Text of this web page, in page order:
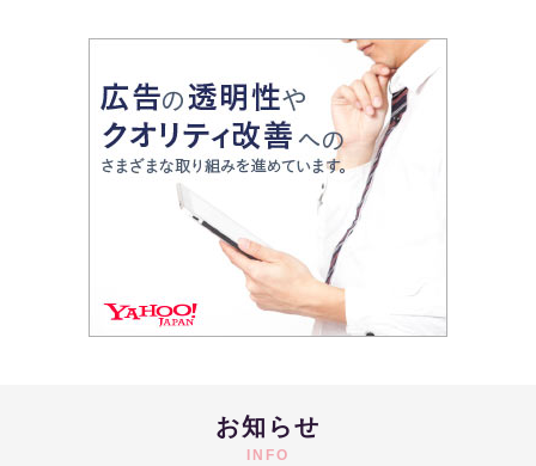
お知らせ
INFO